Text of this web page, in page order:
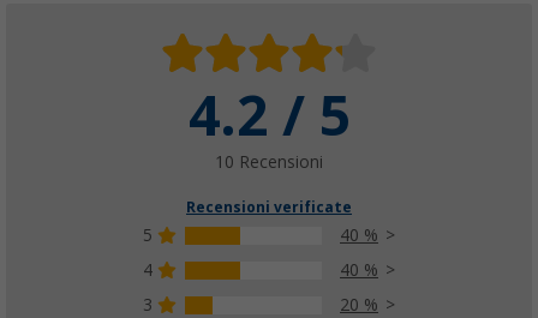
4.2 / 5
10 Recensioni
Recensioni verificate
5
40 %
4
40 %
3
20 %